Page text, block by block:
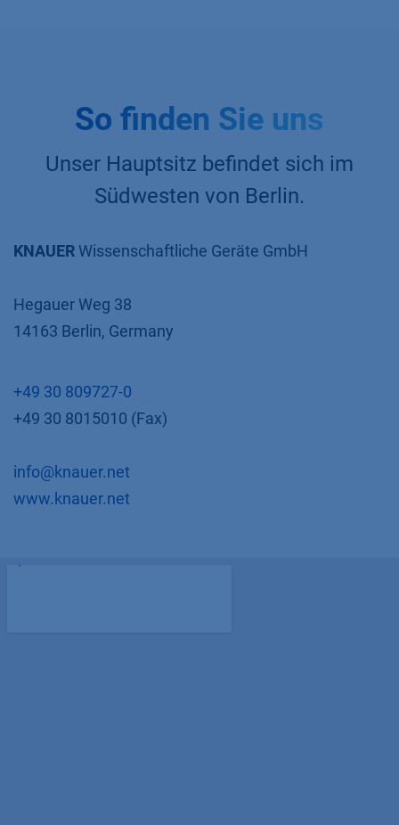
So finden Sie uns
Unser Hauptsitz befindet sich im
Südwesten von Berlin.
KNAUER Wissenschaftliche Geräte GmbH
Hegauer Weg 38
14163 Berlin, Germany
+49 30 809727-0
+49 30 8015010 (Fax)
info@knauer.net
​www.knauer.net​